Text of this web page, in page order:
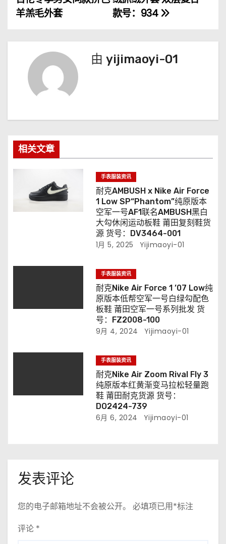
章
款号：934
羊羔毛外套
由 yijimaoyi-01
相关文章
手表服装资讯
耐克AMBUSH x Nike Air Force
1 Low SP“Phantom”纯原版本
空军一号AF1联名AMBUSH黑白
大勾休闲运动板鞋 莆田复刻鞋货
源 货号：DV3464-001
1月 5, 2025 Yijimaoyi-01
手表服装资讯
耐克Nike Air Force 1 ’07 Low纯
原版本低帮空军一号白绿勾配色
板鞋 莆田空军一号系列批发 货
号：FZ2008-100
9月 4, 2024 Yijimaoyi-01
手表服装资讯
耐克Nike Air Zoom Rival Fly 3
纯原版本红黄渐变马拉松轻量跑
鞋 莆田耐克货源 货号：
DO2424-739
6月 6, 2024 Yijimaoyi-01
发表评论
您的电子邮箱地址不会被公开。 必填项已用*标注
评论 *